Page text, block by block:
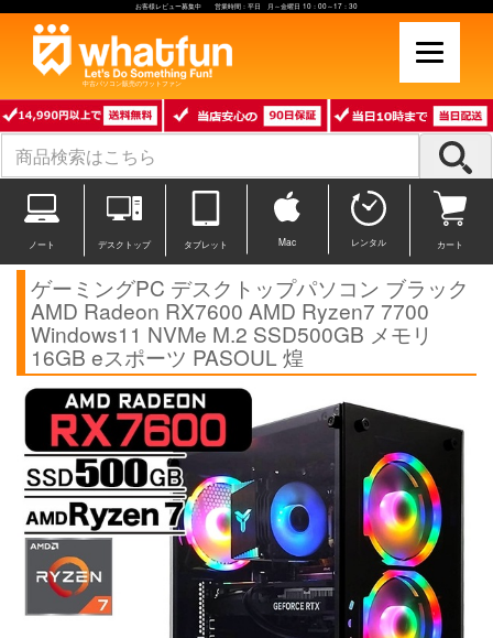
お客様レビュー募集中 営業時間：平日 月～金曜日 10：00～17：30
中古パソコン販売のワットファン
ノート デスクトップ タブレット Mac レンタル カート
ゲーミングPC デスクトップパソコン ブラック
AMD Radeon RX7600 AMD Ryzen7 7700
Windows11 NVMe M.2 SSD500GB メモリ
16GB eスポーツ PASOUL 煌